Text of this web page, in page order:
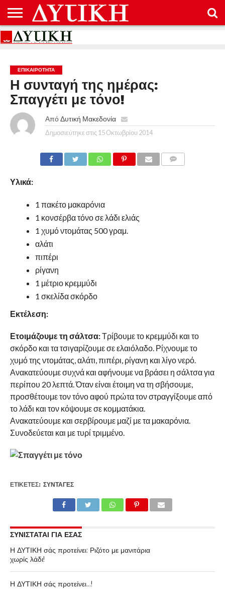
ΑΡΧΙΚΉ
ΕΠΙΚΟΙΝΩΝΊΑ
ΌΡΟΙ
ΠΡΟΣΤΑΣΊΑ
ΕΠΙΚΑΙΡΟΤΗΤΑ
Η συνταγή της ημέρας:
Σπαγγέτι με τόνο!
Από Δυτική Μακεδονία
Δημοσιεύτηκε στις 15 Οκτωβρίου 2014
Υλικά:
1 πακέτο μακαρόνια
1 κονσέρβα τόνο σε λάδι ελιάς
1 χυμό ντομάτας 500 γραμ.
αλάτι
πιπέρι
ρίγανη
1 μέτριο κρεμμύδι
1 σκελίδα σκόρδο
Εκτέλεση:
Ετοιμάζουμε τη σάλτσα:Τρίβουμε το κρεμμύδι και το
σκόρδο και τα τσιγαρίζουμε σε ελαιόλαδο. Ρίχνουμε το
χυμό της ντομάτας, αλάτι, πιπέρι, ρίγανη και λίγο νερό.
Ανακατεύουμε συχνά και αφήνουμε να βράσει η σάλτσα για
περίπου 20 λεπτά. Όταν είναι έτοιμη να τη σβήσουμε,
προσθέτουμε τον τόνο αφού πρώτα τον στραγγίξουμε από
το λάδι και τον κόψουμε σε κομματάκια.
Ανακατεύουμε και σερβίρουμε μαζί με τα μακαρόνια.
Συνοδεύεται και με τυρί τριμμένο.
ΕΤΙΚΕΤΕΣ: ΣΥΝΤΑΓΈΣ
ΣΥΝΙΣΤΑΤΑΙ ΓΙΑ ΕΣΑΣ
Η ΔΥΤΙΚΗ σάς προτείνει: Ριζότο με μανιτάρια
χωρίς λάδι!
Η ΔΥΤΙΚΗ σάς προτείνει…!